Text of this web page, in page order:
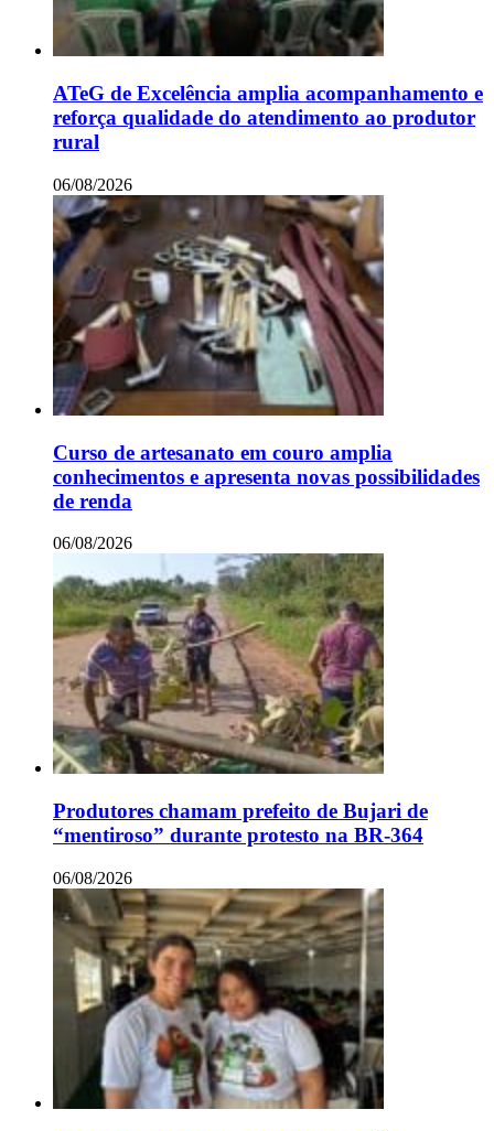
ATeG de Excelência amplia acompanhamento e
reforça qualidade do atendimento ao produtor
rural
06/08/2026
Curso de artesanato em couro amplia
conhecimentos e apresenta novas possibilidades
de renda
06/08/2026
Produtores chamam prefeito de Bujari de
“mentiroso” durante protesto na BR-364
06/08/2026